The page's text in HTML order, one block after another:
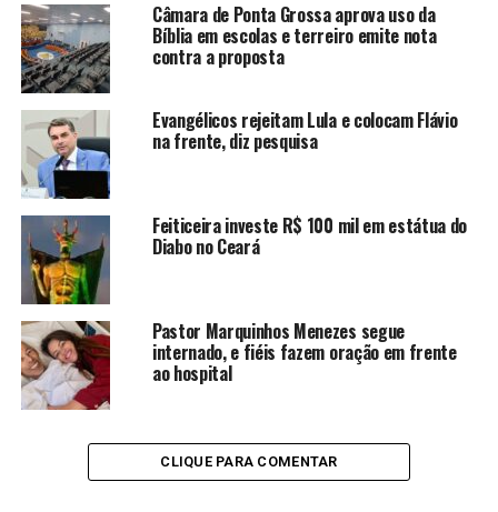
Câmara de Ponta Grossa aprova uso da
Bíblia em escolas e terreiro emite nota
contra a proposta
Evangélicos rejeitam Lula e colocam Flávio
na frente, diz pesquisa
Feiticeira investe R$ 100 mil em estátua do
Diabo no Ceará
Pastor Marquinhos Menezes segue
internado, e fiéis fazem oração em frente
ao hospital
CLIQUE PARA COMENTAR